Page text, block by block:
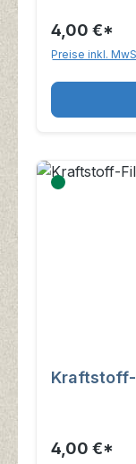
4,00 €*
Preise inkl.
Kraftstoff-
4,00 €*